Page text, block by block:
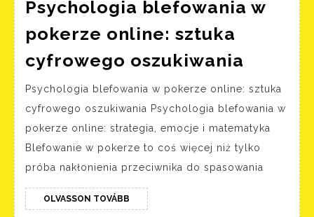
Psychologia blefowania w
pokerze online: sztuka
cyfrowego oszukiwania
w
online:
sztuka
Psychologia blefowania w pokerze online: sztuka
cyfrowego oszukiwania Psychologia blefowania w
pokerze online: strategia, emocje i matematyka
Blefowanie w pokerze to coś więcej niż tylko
próba nakłonienia przeciwnika do spasowania
OLVASSON TOVÁBB OLVASSON
TOVÁBB